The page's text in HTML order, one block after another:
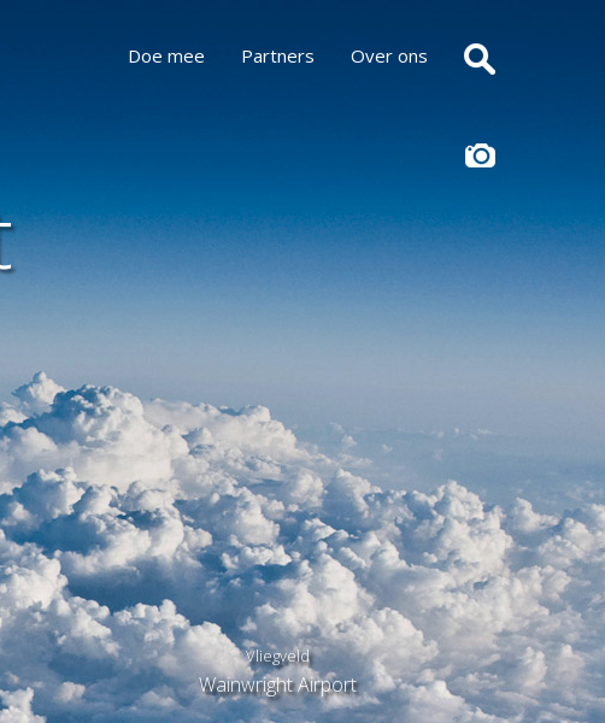
Doe mee Partners Over ons
Vliegveld
Wainwright Airport